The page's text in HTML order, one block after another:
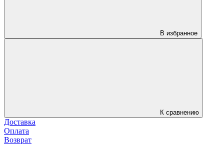
В избранное
К сравнению
Доставка
Оплата
Возврат